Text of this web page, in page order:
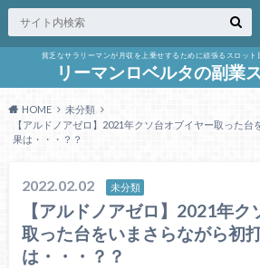
貧乏なサラリーマンが月収を上乗せするために頑張るスロット
リーマンロベルタの副業
HOME
未分類
【アルドノアゼロ】2021年クソ台オブイヤー取った
果は・・・？？
2022.02.02 未分類
【アルドノアゼロ】2021年ク
取った台をいまさらながら初
は・・・？？